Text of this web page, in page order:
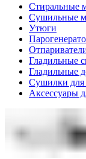
Стиральные
Сушильные
Утюги
Гладильные
Гладильные
Сушилки для
Аксессуары